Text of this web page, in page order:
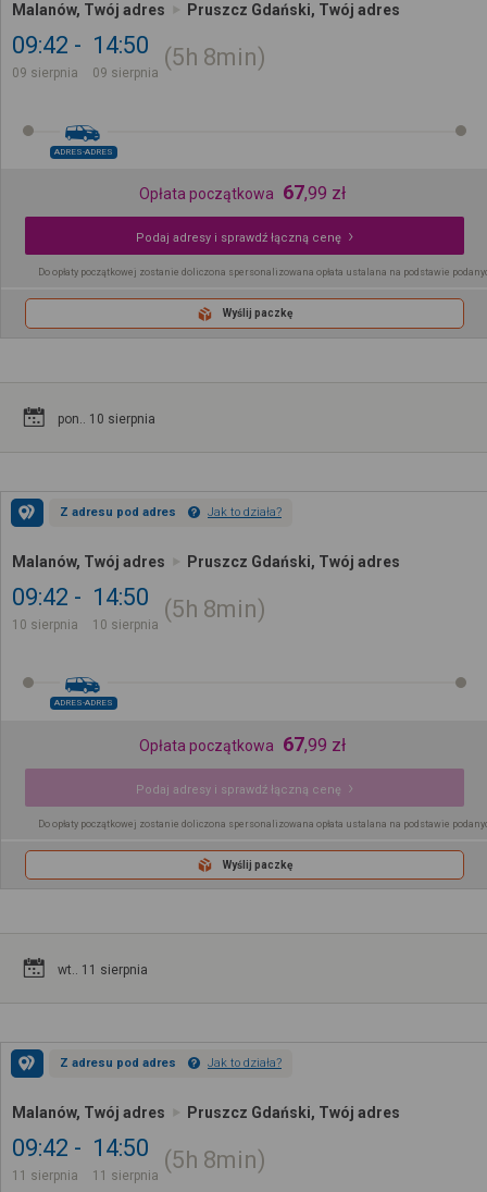
Malanów, Twój adres Pruszcz Gdański, Twój adres
09:42
09 sierpnia
14:50
09 sierpnia
5h 8min
ADRES-ADRES
Opłata początkowa 67,99 zł
Podaj adresy i sprawdź łączną cenę
Do opłaty początkowej zostanie doliczona spersonalizowana opłata ustalana na podstawie
Wyślij paczkę
pon.. 10 sierpnia
Z adresu pod adres Jak to działa?
Malanów, Twój adres Pruszcz Gdański, Twój adres
09:42
10 sierpnia
14:50
10 sierpnia
5h 8min
ADRES-ADRES
Opłata początkowa 67,99 zł
Podaj adresy i sprawdź łączną cenę
Do opłaty początkowej zostanie doliczona spersonalizowana opłata ustalana na podstawie
Wyślij paczkę
wt.. 11 sierpnia
Z adresu pod adres Jak to działa?
Malanów, Twój adres Pruszcz Gdański, Twój adres
09:42
11 sierpnia
14:50
11 sierpnia
5h 8min